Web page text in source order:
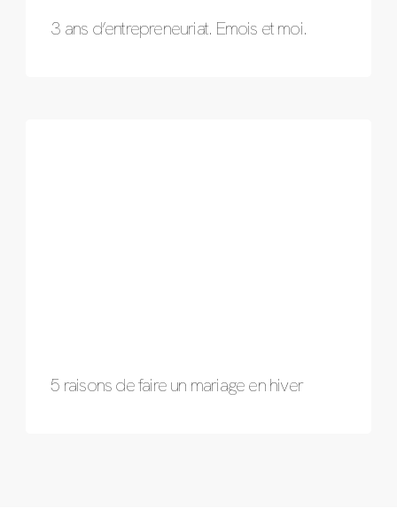
3 ans d’entrepreneuriat. Emois et moi.
5 raisons de faire un mariage en hiver